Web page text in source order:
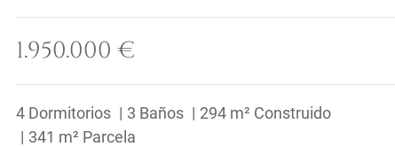
cerca del centro de
Marbella
1.950.000 €
4 Dormitorios 3 Baños
294 m² Construido
341 m² Parcela